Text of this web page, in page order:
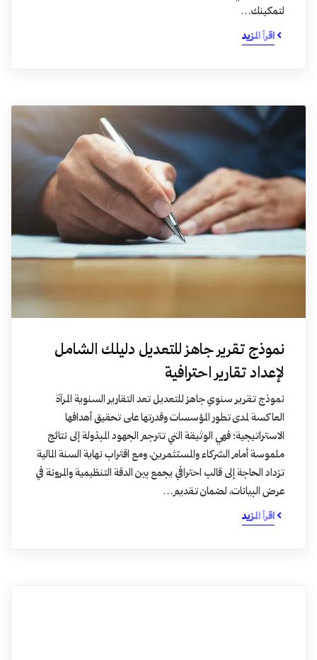
لتمكينك…
اقرأ المزيد
نموذج تقرير جاهز للتعديل دليلك الشامل
لإعداد تقارير احترافية
نموذج تقرير سنوي جاهز للتعديل تعد التقارير السنوية المرآة
العاكسة لمدى تطور المؤسسات وقدرتها على تحقيق أهدافها
الاستراتيجية؛ فهي الوثيقة التي تترجم الجهود المبذولة إلى نتائج
ملموسة أمام الشركاء والمستثمرين، ومع اقتراب نهاية السنة المالية
تزداد الحاجة إلى قالب احترافي يجمع بين الدقة التنظيمية والمرونة في
عرض البيانات، لضمان تقديم…
اقرأ المزيد